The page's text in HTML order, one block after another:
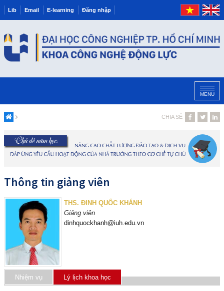
Lib Email E-learning Đăng nhập
MENU
CHIA SẺ
Thông tin giảng viên
THS. ĐINH QUỐC KHÁNH
Giảng viên
dinhquockhanh@iuh.edu.vn
Nhiệm vụ Lý lịch khoa học